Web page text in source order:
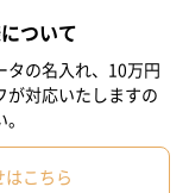
い風合いへ変化し
ついて
タの名入れ、10万円
が対応いたしますの
こちら